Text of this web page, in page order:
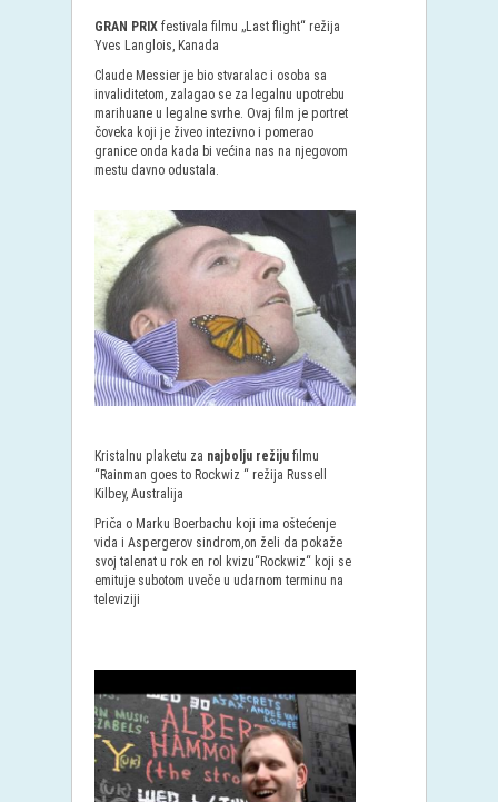
GRAN PRIX festivala filmu „Last flight“ režija
Yves Langlois, Kanada
Claude Messier je bio stvaralac i osoba sa
invaliditetom, zalagao se za legalnu upotrebu
marihuane u legalne svrhe. Ovaj film je portret
čoveka koji je živeo intezivno i pomerao
granice onda kada bi većina nas na njegovom
mestu davno odustala.
Kristalnu plaketu za najbolju režiju filmu
“Rainman goes to Rockwiz “ režija Russell
Kilbey, Australija
Priča o Marku Boerbachu koji ima oštećenje
vida i Aspergerov sindrom,on želi da pokaže
svoj talenat u rok en rol kvizu“Rockwiz“ koji se
emituje subotom uveče u udarnom terminu na
televiziji